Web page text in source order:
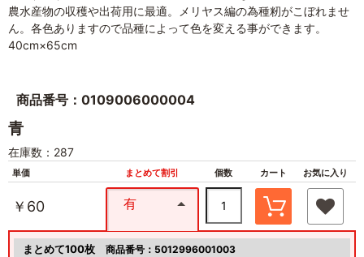
農水産物の収穫や出荷用に最適。メリヤス編の為種籾がこぼれませ
ん。各色ありますので品種によって色を変える事ができます。
40cm×65cm
商品番号：0109006000004
青
在庫数：287
単価 まとめて割引 個数 カート お気に入り
￥60 有
まとめて100枚 商品番号：5012996001003